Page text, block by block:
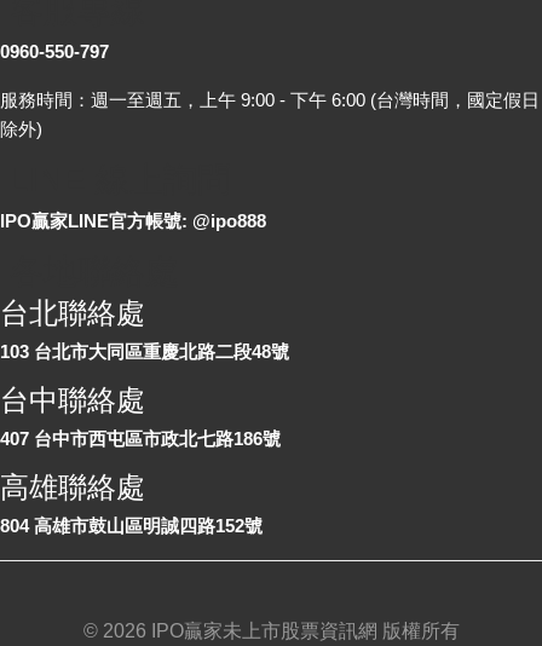
0960-550-797
服務時間：週一至週五，上午 9:00 - 下午 6:00 (台灣時間，國定假日
除外)
IPO贏家LINE官方帳號: @ipo888
台北聯絡處
103 台北市大同區重慶北路二段48號
台中聯絡處
407 台中市西屯區市政北七路186號
高雄聯絡處
804 高雄市鼓山區明誠四路152號
© 2026 IPO贏家未上市股票資訊網 版權所有